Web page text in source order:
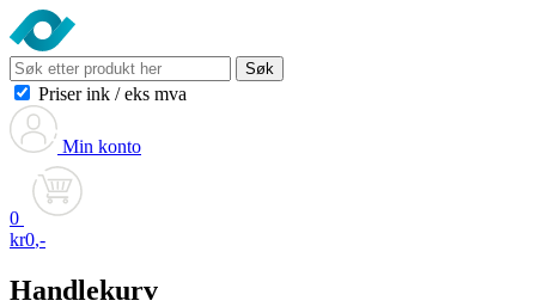
Søk
Priser ink / eks mva
Min konto
0
kr0,-
Handlekurv